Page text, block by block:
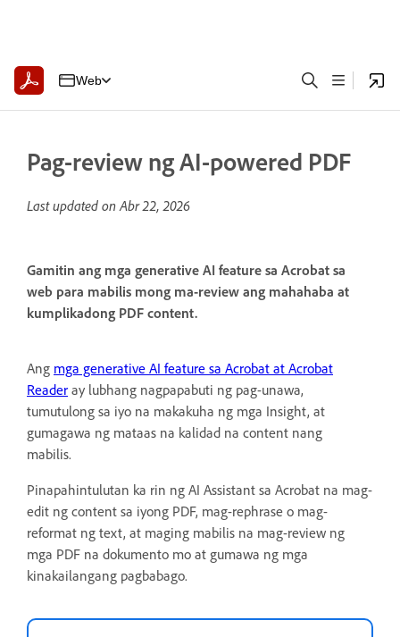
Web
Pag-review ng AI-powered PDF
Last updated onAbr 22, 2026
Gamitin ang mga generative AI feature sa Acrobat sa
web para mabilis mong ma-review ang mahahaba at
kumplikadong PDF content.
Ang mga generative AI feature sa Acrobat at Acrobat
Reader ay lubhang nagpapabuti ng pag-unawa,
tumutulong sa iyo na makakuha ng mga Insight, at
gumagawa ng mataas na kalidad na content nang
mabilis.
Pinapahintulutan ka rin ng AI Assistant sa Acrobat na mag-
edit ng content sa iyong PDF, mag-rephrase o mag-
reformat ng text, at maging mabilis na mag-review ng
mga PDF na dokumento mo at gumawa ng mga
kinakailangang pagbabago.